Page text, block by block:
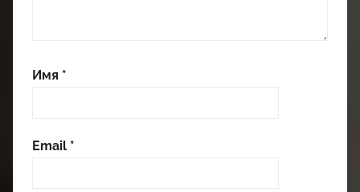
Имя *
Email *